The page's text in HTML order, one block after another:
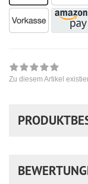
Zu diesem Artikel